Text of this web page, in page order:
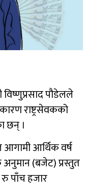
विष्णुप्रसाद पौडेलले
राष्ट्रसेवकको
छन् ।
आर्थिक वर्ष
अनुमान (बजेट) प्रस्तुत
रु पाँच हजार